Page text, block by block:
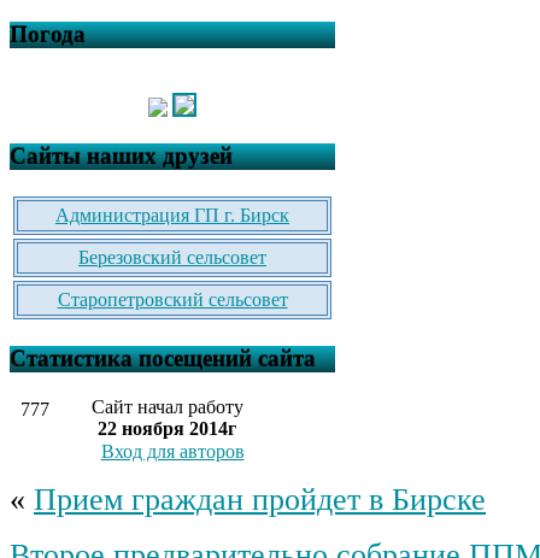
Погода
Сайты наших друзей
Администрация ГП г. Бирск
Березовский сельсовет
Старопетровский сельсовет
Статистика посещений сайта
777
Сайт начал работу
22 ноября 2014г
Вход для авторов
« Прием граждан пройдет в Бирске